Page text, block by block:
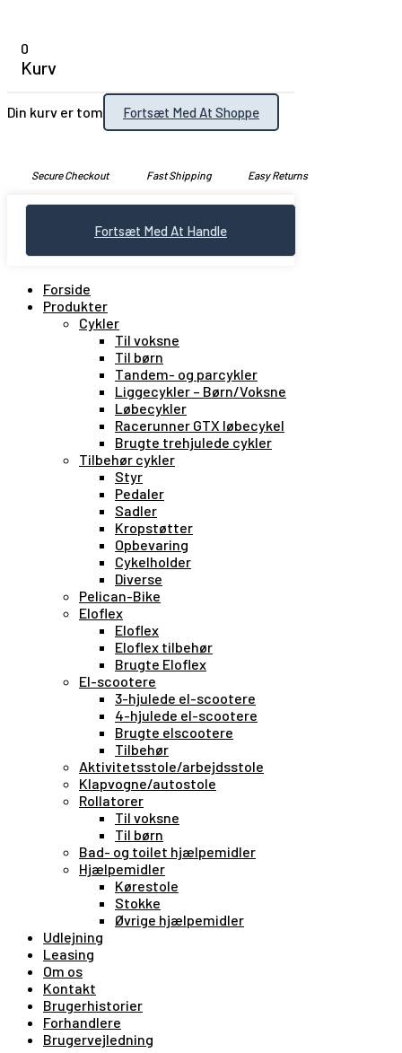
0
Kurv
Din kurv er tom Fortsæt Med At Shoppe
Secure Checkout Fast Shipping Easy Returns
Fortsæt Med At Handle
Forside
Produkter
Cykler
Til voksne
Til børn
Tandem- og parcykler
Liggecykler – Børn/Voksne
Løbecykler
Racerunner GTX løbecykel
Brugte trehjulede cykler
Tilbehør cykler
Styr
Pedaler
Sadler
Kropstøtter
Opbevaring
Cykelholder
Diverse
Pelican-Bike
Eloflex
Eloflex
Eloflex tilbehør
Brugte Eloflex
El-scootere
3-hjulede el-scootere
4-hjulede el-scootere
Brugte elscootere
Tilbehør
Aktivitetsstole/arbejdsstole
Klapvogne/autostole
Rollatorer
Til voksne
Til børn
Bad- og toilet hjælpemidler
Hjælpemidler
Kørestole
Stokke
Øvrige hjælpemidler
Udlejning
Leasing
Om os
Kontakt
Brugerhistorier
Forhandlere
Brugervejledning